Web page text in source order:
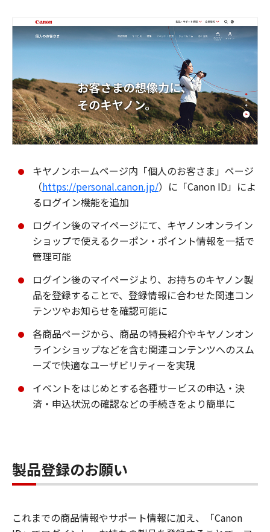
キヤノンホームページ内「個人のお客さま」ページ
（https://personal.canon.jp/）に「Canon ID」によ
るログイン機能を追加
ログイン後のマイページにて、キヤノンオンライン
ショップで使えるクーポン・ポイント情報を一括で
管理可能
ログイン後のマイページより、お持ちのキヤノン製
品を登録することで、登録情報に合わせた関連コン
テンツやお知らせを確認可能に
各商品ページから、商品の特長紹介やキヤノンオン
ラインショップなどを含む関連コンテンツへのスム
ーズで快適なユーザビリティーを実現
イベントをはじめとする各種サービスの申込・決
済・申込状況の確認などの手続きをより簡単に
製品登録のお願い
これまでの商品情報やサポート情報に加え、「Canon